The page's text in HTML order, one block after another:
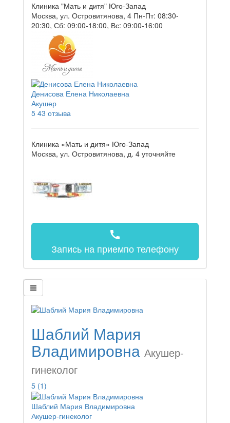
Клиника "Мать и дитя" Юго-Запад
Москва, ул. Островитянова, 4 Пн-Пт: 08:30-
20:30, Сб: 09:00-18:00, Вс: 09:00-16:00
Денисова Елена Николаевна
Акушер
5 43 отзыва
Клиника «Мать и дитя» Юго-Запад
Москва, ул. Островитянова, д. 4 уточняйте
call
Запись на приемпо телефону
Шаблий Мария
Владимировна Акушер-
гинеколог
5 (1)
Шаблий Мария Владимировна
Акушер-гинеколог